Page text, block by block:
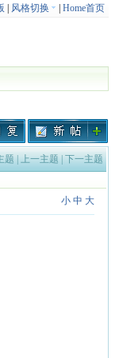
风格切换 Home首页
题 | 上一主题 | 下一主题
小 中 大